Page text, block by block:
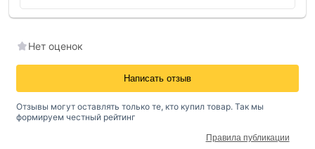
Нет оценок
Написать отзыв
Отзывы могут оставлять только те, кто купил товар. Так мы
формируем честный рейтинг
Правила публикации